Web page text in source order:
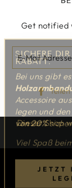
Get notified
E-
MAIL
ADRESSE
Teilen
Dieser Shop
SICHERE
RABATT.
Bei uns gibt
Accessoire
legen und
von 20%
Viel Spaß
JETZT